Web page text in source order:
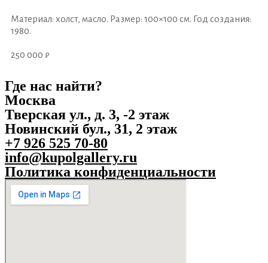
Материал: холст, масло. Размер: 100×100 см. Год создания:
1980.
250 000 ₽
Где нас найти?
Москва
Тверская ул., д. 3, -2 этаж
Новинский бул., 31, 2 этаж
+7 926 525 70-80
info@kupolgallery.ru
Политика конфиденциальности